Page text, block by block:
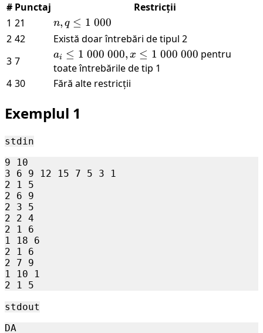
# Punctaj
Restricții
1 21
n, q
\leq
1 \
000
n, q ≤ 1 000
2 42
Există doar întrebări de tipul 2
3 7
a_i
\leq
1 \
\
000,
000
ai ≤ 1 000 000, x ≤ 1 000 000 pentru
toate întrebările de tip 1
4 30 Fără alte restricții
Exemplul 1
stdin
9 10
3 6 9 12 15 7 5 3 1
2 1 5
2 6 9
2 3 5
2 2 4
2 1 6
1 18 6
2 1 6
2 7 9
1 10 1
stdout
DA